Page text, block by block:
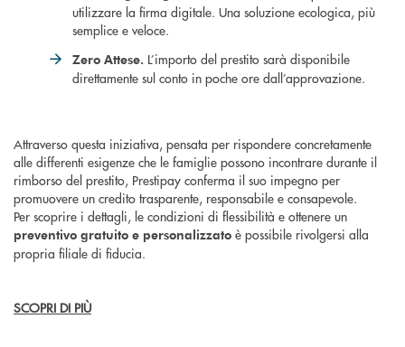
utilizzare la firma digitale. Una soluzione ecologica, più
semplice e veloce.
Zero Attese. L’importo del prestito sarà disponibile
direttamente sul conto in poche ore dall’approvazione.
Attraverso questa iniziativa, pensata per rispondere concretamente
alle differenti esigenze che le famiglie possono incontrare durante il
rimborso del prestito, Prestipay conferma il suo impegno per
promuovere un credito trasparente, responsabile e consapevole.
Per scoprire i dettagli, le condizioni di flessibilità e ottenere un
preventivo gratuito e personalizzato è possibile rivolgersi alla
propria filiale di fiducia.
SCOPRI DI PIÙ